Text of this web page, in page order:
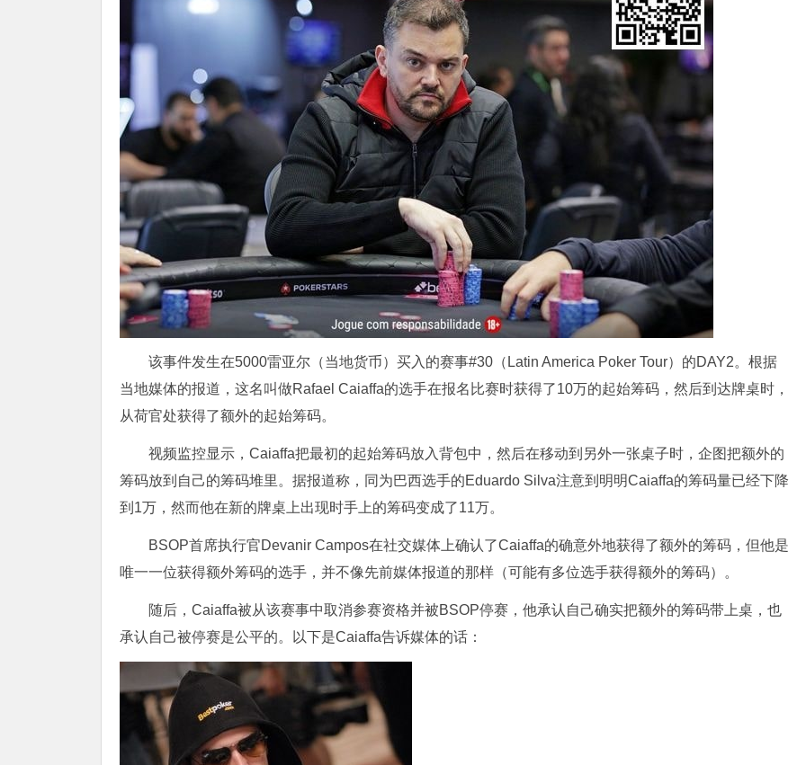
该事件发生在5000雷亚尔（当地货币）买入的赛事#30（Latin America Poker Tour）的DAY2。根据
当地媒体的报道，这名叫做Rafael Caiaffa的选手在报名比赛时获得了10万的起始筹码，然后到达牌桌时，
从荷官处获得了额外的起始筹码。
视频监控显示，Caiaffa把最初的起始筹码放入背包中，然后在移动到另外一张桌子时，企图把额外的
筹码放到自己的筹码堆里。据报道称，同为巴西选手的Eduardo Silva注意到明明Caiaffa的筹码量已经下降
到1万，然而他在新的牌桌上出现时手上的筹码变成了11万。
BSOP首席执行官Devanir Campos在社交媒体上确认了Caiaffa的确意外地获得了额外的筹码，但他是
唯一一位获得额外筹码的选手，并不像先前媒体报道的那样（可能有多位选手获得额外的筹码）。
随后，Caiaffa被从该赛事中取消参赛资格并被BSOP停赛，他承认自己确实把额外的筹码带上桌，也
承认自己被停赛是公平的。以下是Caiaffa告诉媒体的话：